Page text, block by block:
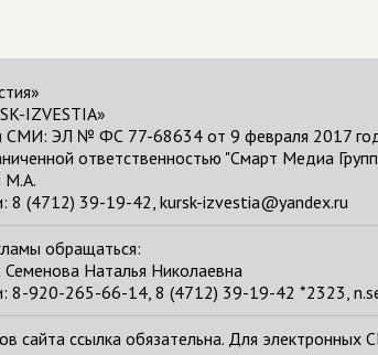
IZVESTIA»
СМИ: ЭЛ № ФС 77-68634 от 9 февраля 2017
ответственностью "Смарт Медиа
М.А.
8 (4712) 39-19-42, kursk-izvestia@yandex.ru
обращаться:
Наталья Николаевна
8-920-265-66-14, 8 (4712) 39-19-42 *2323,
сайта ссылка обязательна. Для